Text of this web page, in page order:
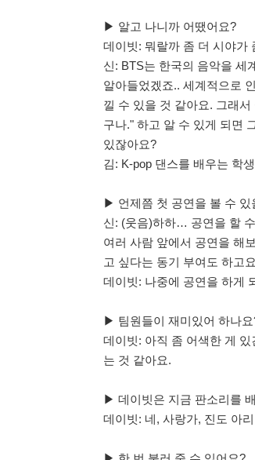
▶ 알고 나니까 어땠어요?
데이빗: 뭐랄까 좀 더 시야가
신: BTS는 한국의 음악을 세
알아들었겠죠.. 세계적으로
낄 수 있을 것 같아요. 그래
구나." 하고 알 수 있게 되면
있잖아요?
김: K-pop 댄스를 배우는 학
▶ 언제쯤 첫 공연을 볼 수 있
신: (웃음)하하… 공연을 할
여러 사람 앞에서 공연을 해
고 싶다는 동기 부여도 하고
데이빗: 나중에 공연을 하게
▶ 팀원들이 재미있어 하나요
데이빗: 아직 좀 어색한 게
는 것 같아요.
▶ 데이빗은 지금 판소리를
데이빗: 네, 사랑가, 진도 아